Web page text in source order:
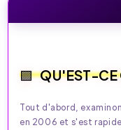
QU'EST-CE
Tout d'abord,
en 2006 et s'est